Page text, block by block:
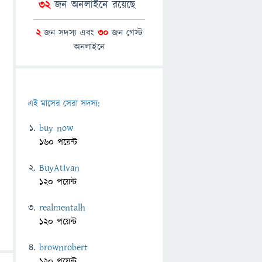
32জন অনলাইনে রয়েছে
2জন সদস্য এবং 30 জন গেস্ট
অনলাইনে
এই মাসের সেরা সদস্য:
buy now
160 পয়েন্ট
BuyAtivan
120 পয়েন্ট
realmentalh
120 পয়েন্ট
brownrobert